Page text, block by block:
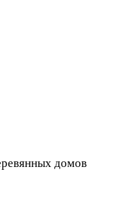
домов